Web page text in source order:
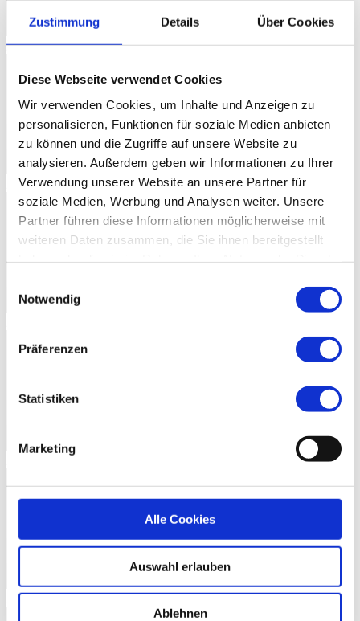
Zustimmung Details Über Cookies
Diese Webseite verwendet Cookies
Wir verwenden Cookies, um Inhalte und Anzeigen zu
personalisieren, Funktionen für soziale Medien anbieten
zu können und die Zugriffe auf unsere Website zu
analysieren. Außerdem geben wir Informationen zu Ihrer
Verwendung unserer Website an unsere Partner für
soziale Medien, Werbung und Analysen weiter. Unsere
Partner führen diese Informationen möglicherweise mit
weiteren Daten zusammen, die Sie ihnen bereitgestellt
Notwendig
Präferenzen
Statistiken
Marketing
Alle Cookies
Auswahl erlauben
Ablehnen
2013
2014
2017